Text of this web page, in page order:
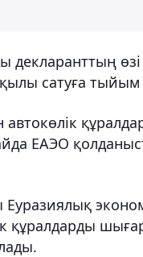
декларанттың
сатуға
автокөлік
ЕАЭО
құралдарды